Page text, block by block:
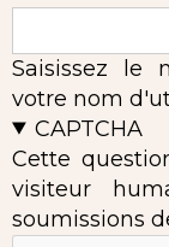
Saisissez le
votre nom
CAPTCHA
Cette
visiteur
soumissions